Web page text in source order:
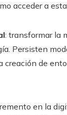
acceder a
: transformar la
Persisten
creación de
en la